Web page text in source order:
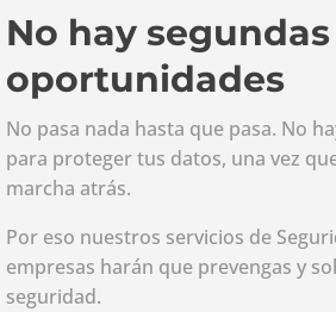
No hay segundas
oportunidades
No pasa nada hasta que pasa. No
para proteger tus datos, una vez
marcha atrás.
Por eso nuestros servicios de
empresas harán que prevengas y
seguridad.